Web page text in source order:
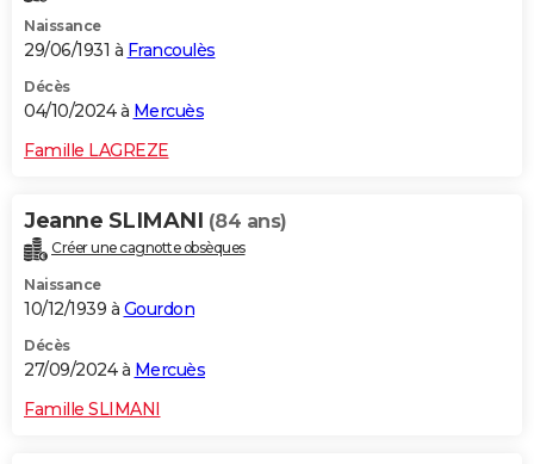
Naissance
29/06/1931 à Francoulès
Décès
04/10/2024 à Mercuès
Famille LAGREZE
Jeanne SLIMANI (84 ans)
Créer une cagnotte obsèques
Naissance
10/12/1939 à Gourdon
Décès
27/09/2024 à Mercuès
Famille SLIMANI